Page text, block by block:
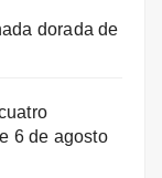
dorada de
6 de agosto